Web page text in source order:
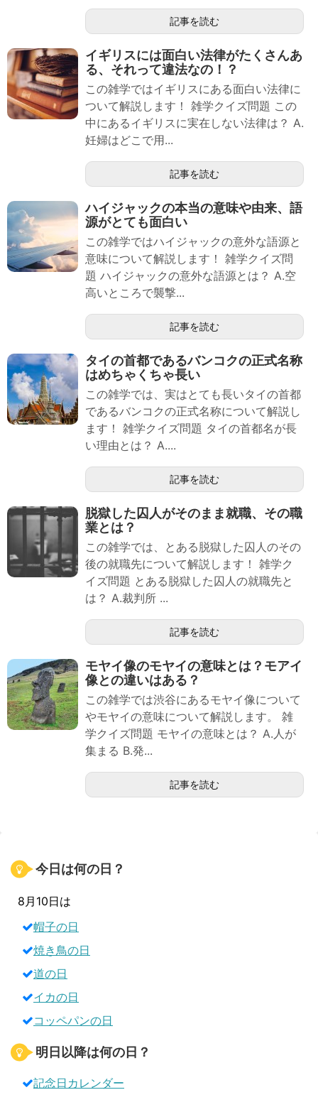
記事を読む
イギリスには面白い法律がたくさんあ
る、それって違法なの！？
この雑学ではイギリスにある面白い法律に
ついて解説します！ 雑学クイズ問題 この
中にあるイギリスに実在しない法律は？ A.
妊婦はどこで用...
記事を読む
ハイジャックの本当の意味や由来、語
源がとても面白い
この雑学ではハイジャックの意外な語源と
意味について解説します！ 雑学クイズ問
題 ハイジャックの意外な語源とは？ A.空
高いところで襲撃...
記事を読む
タイの首都であるバンコクの正式名称
はめちゃくちゃ長い
この雑学では、実はとても長いタイの首都
であるバンコクの正式名称について解説し
ます！ 雑学クイズ問題 タイの首都名が長
い理由とは？ A....
記事を読む
脱獄した囚人がそのまま就職、その職
業とは？
この雑学では、とある脱獄した囚人のその
後の就職先について解説します！ 雑学ク
イズ問題 とある脱獄した囚人の就職先と
は？ A.裁判所 ...
記事を読む
モヤイ像のモヤイの意味とは？モアイ
像との違いはある？
この雑学では渋谷にあるモヤイ像について
やモヤイの意味について解説します。 雑
学クイズ問題 モヤイの意味とは？ A.人が
集まる B.発...
記事を読む
今日は何の日？
8月10日は
帽子の日
焼き鳥の日
道の日
イカの日
コッペパンの日
明日以降は何の日？
記念日カレンダー